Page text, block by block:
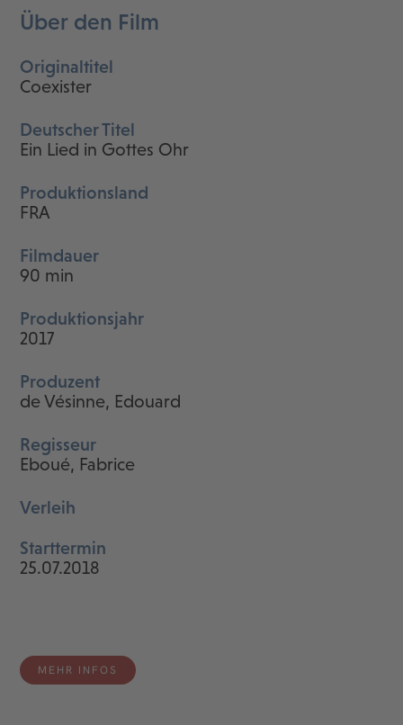
Über den Film
Originaltitel
Coexister
Deutscher Titel
Ein Lied in Gottes Ohr
Produktionsland
FRA
Filmdauer
90 min
Produktionsjahr
2017
Produzent
de Vésinne, Edouard
Regisseur
Eboué, Fabrice
Verleih
Starttermin
25.07.2018
MEHR INFOS